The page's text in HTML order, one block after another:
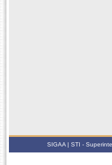
SIGAA | STI -